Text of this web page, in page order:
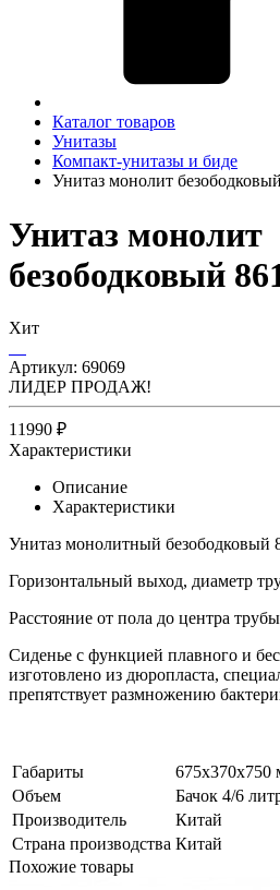
Каталог товаров
Унитазы
Компакт-унитазы и биде
Унитаз монолит
Унитаз монолит
безободковый
Хит
Артикул: 69069
ЛИДЕР ПРОДАЖ!
11990 ₽
Характеристики
Описание
Характеристики
Унитаз монолитный безободковый
Горизонтальный выход, диаметр
Расстояние от пола до центра
Сиденье с функцией плавного и
изготовлено из дюропласта,
препятствует размножению
Габариты
675х370х750
Объем
Бачок 4/6
Производитель
Китай
Страна производства Китай
Похожие товары